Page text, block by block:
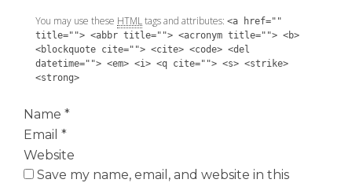
You may use these HTMLtags and attributes: <a href=""
title=""> <abbr title=""> <acronym title=""> <b>
<blockquote cite=""> <cite> <code> <del
datetime=""> <em> <i> <q cite=""> <s> <strike>
<strong>
Name *
Email *
Website
Save my name, email, and website in this